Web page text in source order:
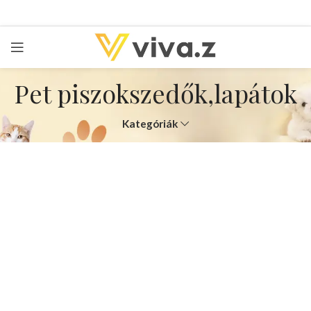
Pet piszokszedők,lapátok
Kategóriák